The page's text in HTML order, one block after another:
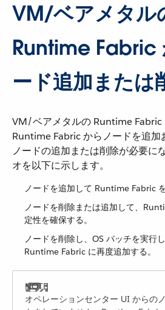
VM/ベアメタル
Runtime Fabric
ード追加または
VM/ベアメタルの Runtime Fabric
Runtime Fabric からノードを追加
ノードの追加または削除が必要に
オを以下に示します。
ノードを追加して Runtime Fabric
ノードを削除または追加して、
定性を確保する。
ノードを削除し、OS パッチを実行
Runtime Fabric に再度追加する。
オペレーションセンター UI からの